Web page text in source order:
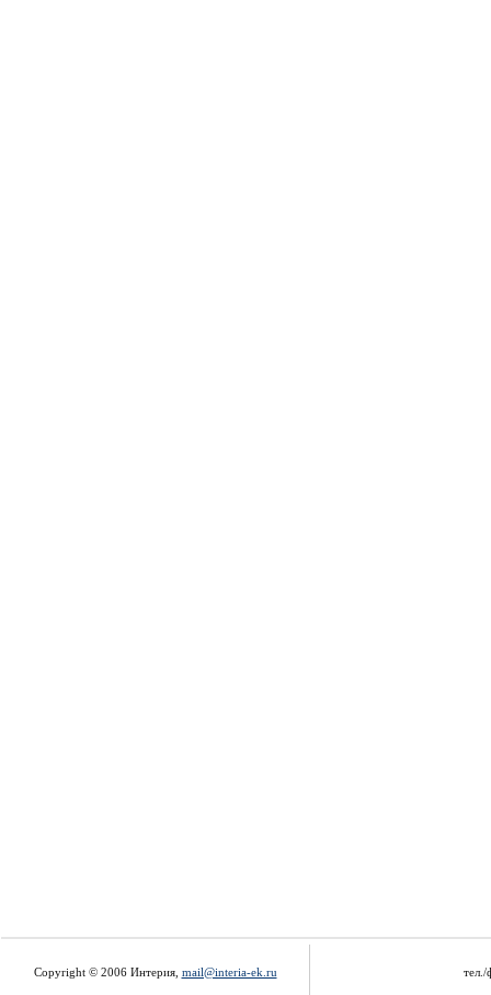
Copyright © 2006 Интерия, mail@interia-ek.ru